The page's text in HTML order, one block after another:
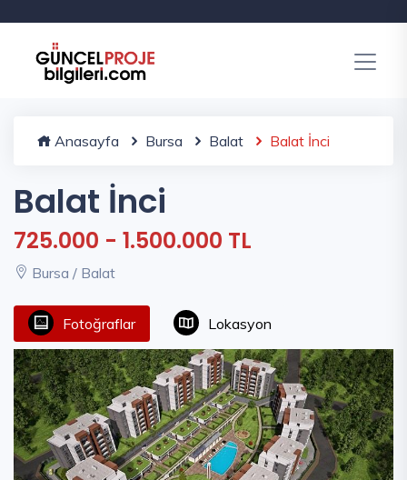
Anasayfa Bursa Balat Balat İnci
Balat İnci
725.000 - 1.500.000 TL
Bursa / Balat
Fotoğraflar Lokasyon